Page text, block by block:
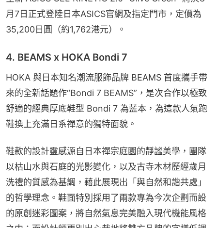
月7日正式登陸日本ASICS官網及指定門市，定價為
35,200日圓（約1,762港元）。
4. BEAMS x HOKA Bondi 7
HOKA 與日本知名潮流服飾品牌 BEAMS 首度攜手帶
來的全新話題作“Bondi 7 BEAMS”，是次合作以極致
舒適的經典厚底鞋型 Bondi 7 為藍本，為這款人氣跑
鞋換上充滿日系禪意的獨特面貌。
鞋款的設計靈感源自日本禪宗庭園的靜謐美學，團隊
以枯山水與石庭的光影變化，以及古寺木材歷經歲月
洗禮的質感為基調，藉此展現出「與自然和諧共處」
的哲學理念。鞋面特別採用了兩款專為今次企劃而設
的原創迷彩圖案，將自然氣息完美融入現代機能風格